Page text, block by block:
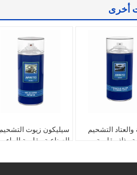
أخرى
سيليكون زيوت التشحيم
الصناعية مقاومة الماء
500ML
التشحيم
رذاذ مقاومة